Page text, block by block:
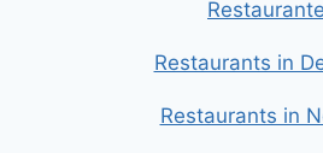
Restaurants in
Restaurants in